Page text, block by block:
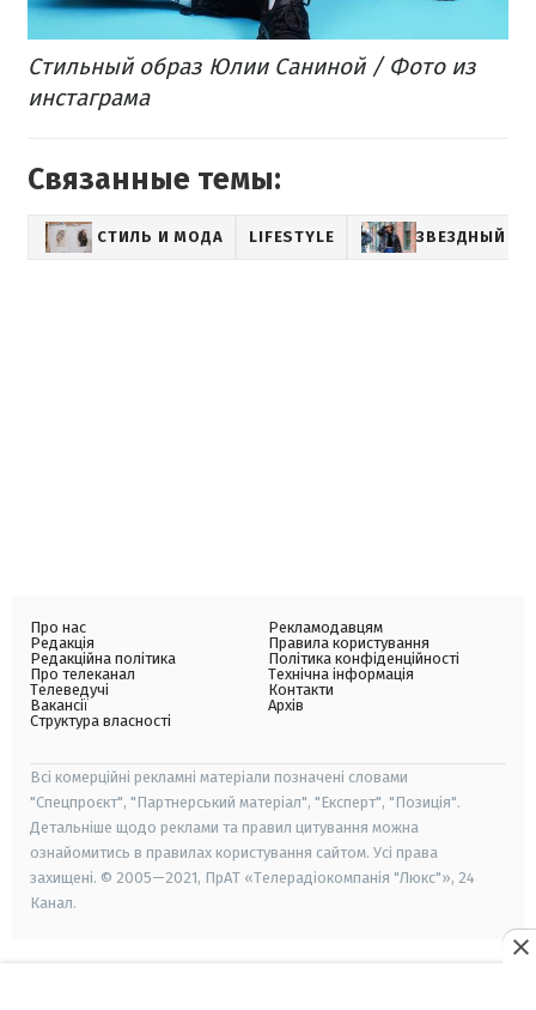
​Стильный образ Юлии Саниной / Фото из
инстаграма
Связанные темы:
СТИЛЬ И МОДА LIFESTYLE ЗВЕЗДНЫЙ
Про нас
Редакція
Редакційна політика
Про телеканал
Телеведучі
Вакансії
Структура власності
Рекламодавцям
Правила користування
Політика конфіденційності
Технічна інформація
Контакти
Архів
Всі комерційні рекламні матеріали позначені словами
"Спецпроєкт", "Партнерський матеріал", "Експерт", "Позиція".
Детальніше щодо реклами та правил цитування можна
ознайомитись в правилах користування сайтом. Усі права
захищені. © 2005—2021, ПрАТ «Телерадіокомпанія "Люкс"», 24
Канал.